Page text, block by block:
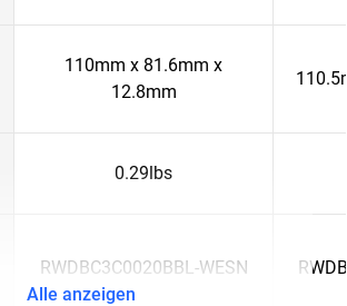
110mm x 81.6mm x
12.8mm
0.29lbs
RWDBC3C0020BBL-WESN
Alle anzeigen